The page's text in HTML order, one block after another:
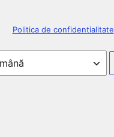
Politica de confidentialitate